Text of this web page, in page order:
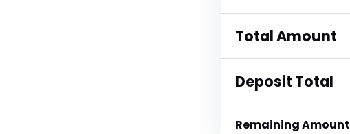
Total Amount
Deposit Total
Remaining Amount